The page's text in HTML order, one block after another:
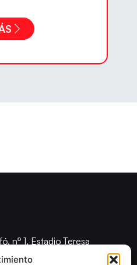
nº 1, Estadio Teresa